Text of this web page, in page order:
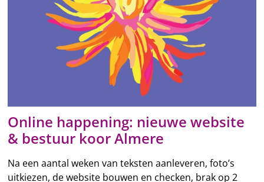
Online happening: nieuwe website
& bestuur koor Almere
Na een aantal weken van teksten aanleveren, foto’s
uitkiezen, de website bouwen en checken, brak op 2